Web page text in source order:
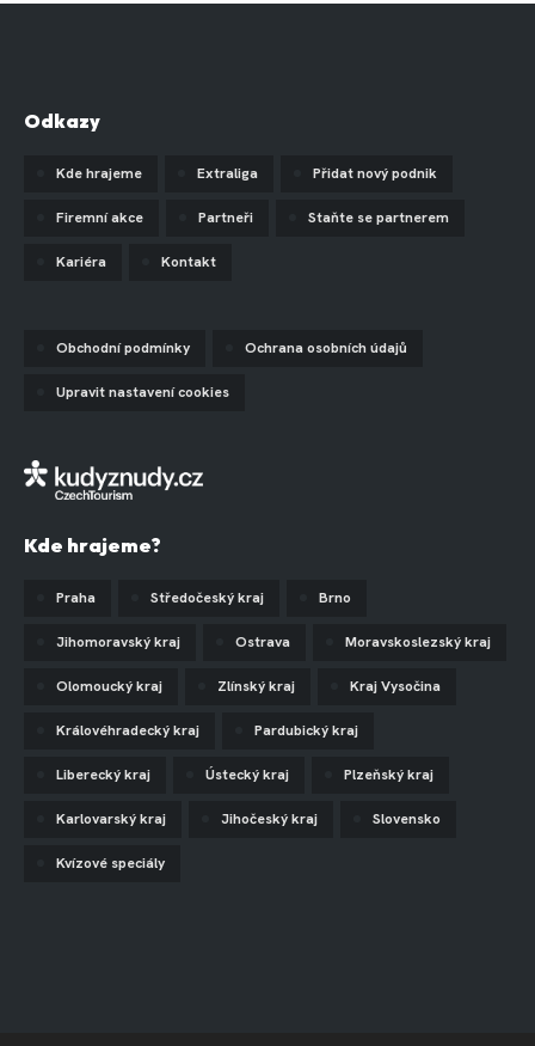
Odkazy
Kde hrajeme Extraliga Přidat nový podnik
Firemní akce Partneři Staňte se partnerem
Kariéra Kontakt
Obchodní podmínky Ochrana osobních údajů
Upravit nastavení cookies
Kde hrajeme?
Praha Středočeský kraj Brno
Jihomoravský kraj Ostrava Moravskoslezský kraj
Olomoucký kraj Zlínský kraj Kraj Vysočina
Královéhradecký kraj Pardubický kraj
Liberecký kraj Ústecký kraj Plzeňský kraj
Karlovarský kraj Jihočeský kraj Slovensko
Kvízové speciály